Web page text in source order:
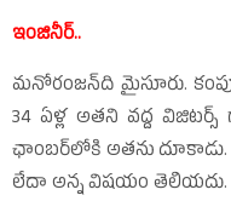
ఇంజినీర్‌..
మనోరంజన్‌ది మైసూరు.
34 ఏళ్ల అతని వద్ద
ఛాంబర్‌లోకి అతను
లేదా అన్న విషయం తెలియదు.